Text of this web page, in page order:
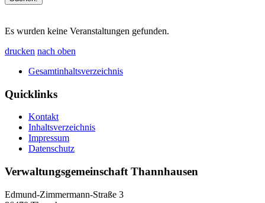
Es wurden keine Veranstaltungen gefunden.
drucken nach oben
Gesamtinhaltsverzeichnis
Quicklinks
Kontakt
Inhaltsverzeichnis
Impressum
Datenschutz
Verwaltungsgemeinschaft Thannhausen
Edmund-Zimmermann-Straße 3